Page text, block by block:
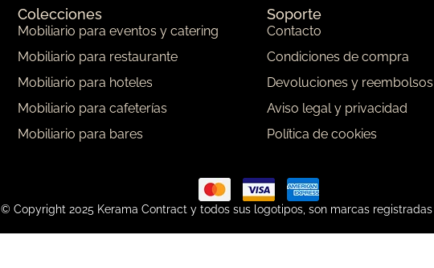
Colecciones
Mobiliario para eventos y catering
Mobiliario para restaurante
Mobiliario para hoteles
Mobiliario para cafeterías
Mobiliario para bares
Soporte
Contacto
Condiciones de compra
Devoluciones y reembolsos
Aviso legal y privacidad
Política de cookies
© Copyright 2025 Kerama Contract y todos sus logotipos, son marcas registradas